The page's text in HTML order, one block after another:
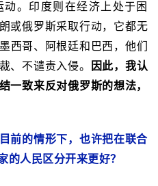
。印度则在经济上处于困
或俄罗斯采取行动，它都无
西哥、阿根廷和巴西，他们
、不谴责入侵。
因此，我认
一致来反对俄罗斯的想法，
前的情形下，也许把在联合
的人民区分开来更好？